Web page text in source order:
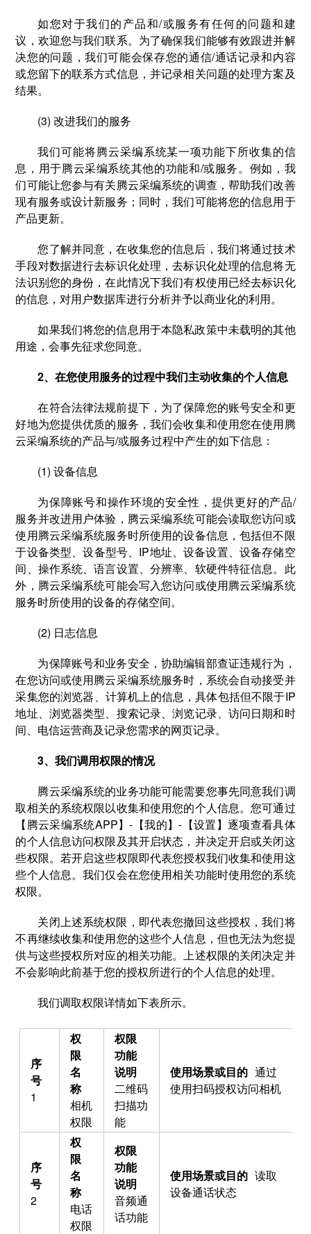
如您对于我们的产品和/或服务有任何的问题和建
议，欢迎您与我们联系。为了确保我们能够有效跟进并解
决您的问题，我们可能会保存您的通信/通话记录和内容
或您留下的联系方式信息，并记录相关问题的处理方案及
结果。
(3) 改进我们的服务
我们可能将腾云采编系统某一项功能下所收集的信
息，用于腾云采编系统其他的功能和/或服务。例如，我
们可能让您参与有关腾云采编系统的调查，帮助我们改善
现有服务或设计新服务；同时，我们可能将您的信息用于
产品更新。
您了解并同意，在收集您的信息后，我们将通过技术
手段对数据进行去标识化处理，去标识化处理的信息将无
法识别您的身份，在此情况下我们有权使用已经去标识化
的信息，对用户数据库进行分析并予以商业化的利用。
如果我们将您的信息用于本隐私政策中未载明的其他
用途，会事先征求您同意。
2、在您使用服务的过程中我们主动收集的个人信息
在符合法律法规前提下，为了保障您的账号安全和更
好地为您提供优质的服务，我们会收集和使用您在使用腾
云采编系统的产品与/或服务过程中产生的如下信息：
(1) 设备信息
为保障账号和操作环境的安全性，提供更好的产品/
服务并改进用户体验，腾云采编系统可能会读取您访问或
使用腾云采编系统服务时所使用的设备信息，包括但不限
于设备类型、设备型号、IP地址、设备设置、设备存储空
间、操作系统、语言设置、分辨率、软硬件特征信息。此
外，腾云采编系统可能会写入您访问或使用腾云采编系统
服务时所使用的设备的存储空间。
(2) 日志信息
为保障账号和业务安全，协助编辑部查证违规行为，
在您访问或使用腾云采编系统服务时，系统会自动接受并
采集您的浏览器、计算机上的信息，具体包括但不限于IP
地址、浏览器类型、搜索记录、浏览记录、访问日期和时
间、电信运营商及记录您需求的网页记录。
3、我们调用权限的情况
腾云采编系统的业务功能可能需要您事先同意我们调
取相关的系统权限以收集和使用您的个人信息。您可通过
【腾云采编系统APP】-【我的】-【设置】逐项查看具体
的个人信息访问权限及其开启状态，并决定开启或关闭这
些权限。若开启这些权限即代表您授权我们收集和使用这
些个人信息。我们仅会在您使用相关功能时使用您的系统
权限。
关闭上述系统权限，即代表您撤回这些授权，我们将
不再继续收集和使用您的这些个人信息，但也无法为您提
供与这些授权所对应的相关功能。上述权限的关闭决定并
不会影响此前基于您的授权所进行的个人信息的处理。
我们调取权限详情如下表所示。
1
相机
权限
二维码
扫描功
能
通过
使用扫码授权访问相机
2
电话
权限
音频通
话功能
读取
设备通话状态